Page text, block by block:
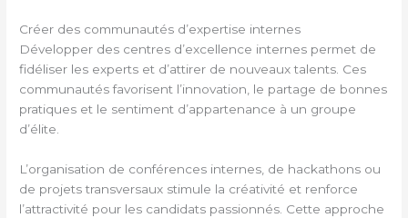
Créer des communautés d’expertise internes
Développer des centres d’excellence internes permet de
fidéliser les experts et d’attirer de nouveaux talents. Ces
communautés favorisent l’innovation, le partage de bonnes
pratiques et le sentiment d’appartenance à un groupe
d’élite.
L’organisation de conférences internes, de hackathons ou
de projets transversaux stimule la créativité et renforce
l’attractivité pour les candidats passionnés. Cette approche